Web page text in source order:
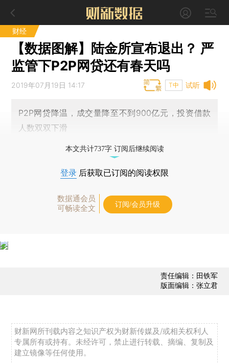
财经
【数据图解】陆金所宣布退出？ 严
监管下P2P网贷还有春天吗
试听
2019年07月19日 14:17 T中
P2P网贷降温，成交量降至不到900亿元，投资借款
人数双双下滑
本文共计737字 订阅后继续阅读
登录 后获取已订阅的阅读权限
数据通会员
可畅读全文
订阅/会员升级
责任编辑：田铁军
版面编辑：张立君
财新网所刊载内容之知识产权为财新传媒及/或相关权利人
专属所有或持有。未经许可，禁止进行转载、摘编、复制及
建立镜像等任何使用。